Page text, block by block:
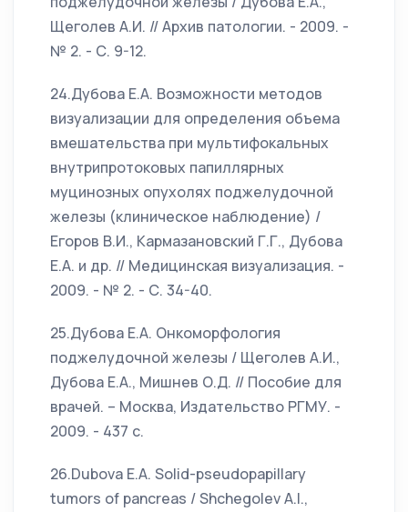
Щеголев А.И. // Архив патологии. - 2009. -
№ 2. - С. 9-12.
24.Дубова Е.А. Возможности методов
визуализации для определения объема
вмешательства при мультифокальных
внутрипротоковых папиллярных
муцинозных опухолях поджелудочной
железы (клиническое наблюдение) /
Егоров В.И., Кармазановский Г.Г., Дубова
Е.А. и др. // Медицинская визуализация. -
2009. - № 2. - С. 34-40.
25.Дубова Е.А. Онкоморфология
поджелудочной железы / Щеголев А.И.,
Дубова Е.А., Мишнев О.Д. // Пособие для
врачей. – Москва, Издательство РГМУ. -
2009. - 437 с.
26.Dubova E.A. Solid-pseudopapillary
tumors of pancreas / Shchegolev A.I.,